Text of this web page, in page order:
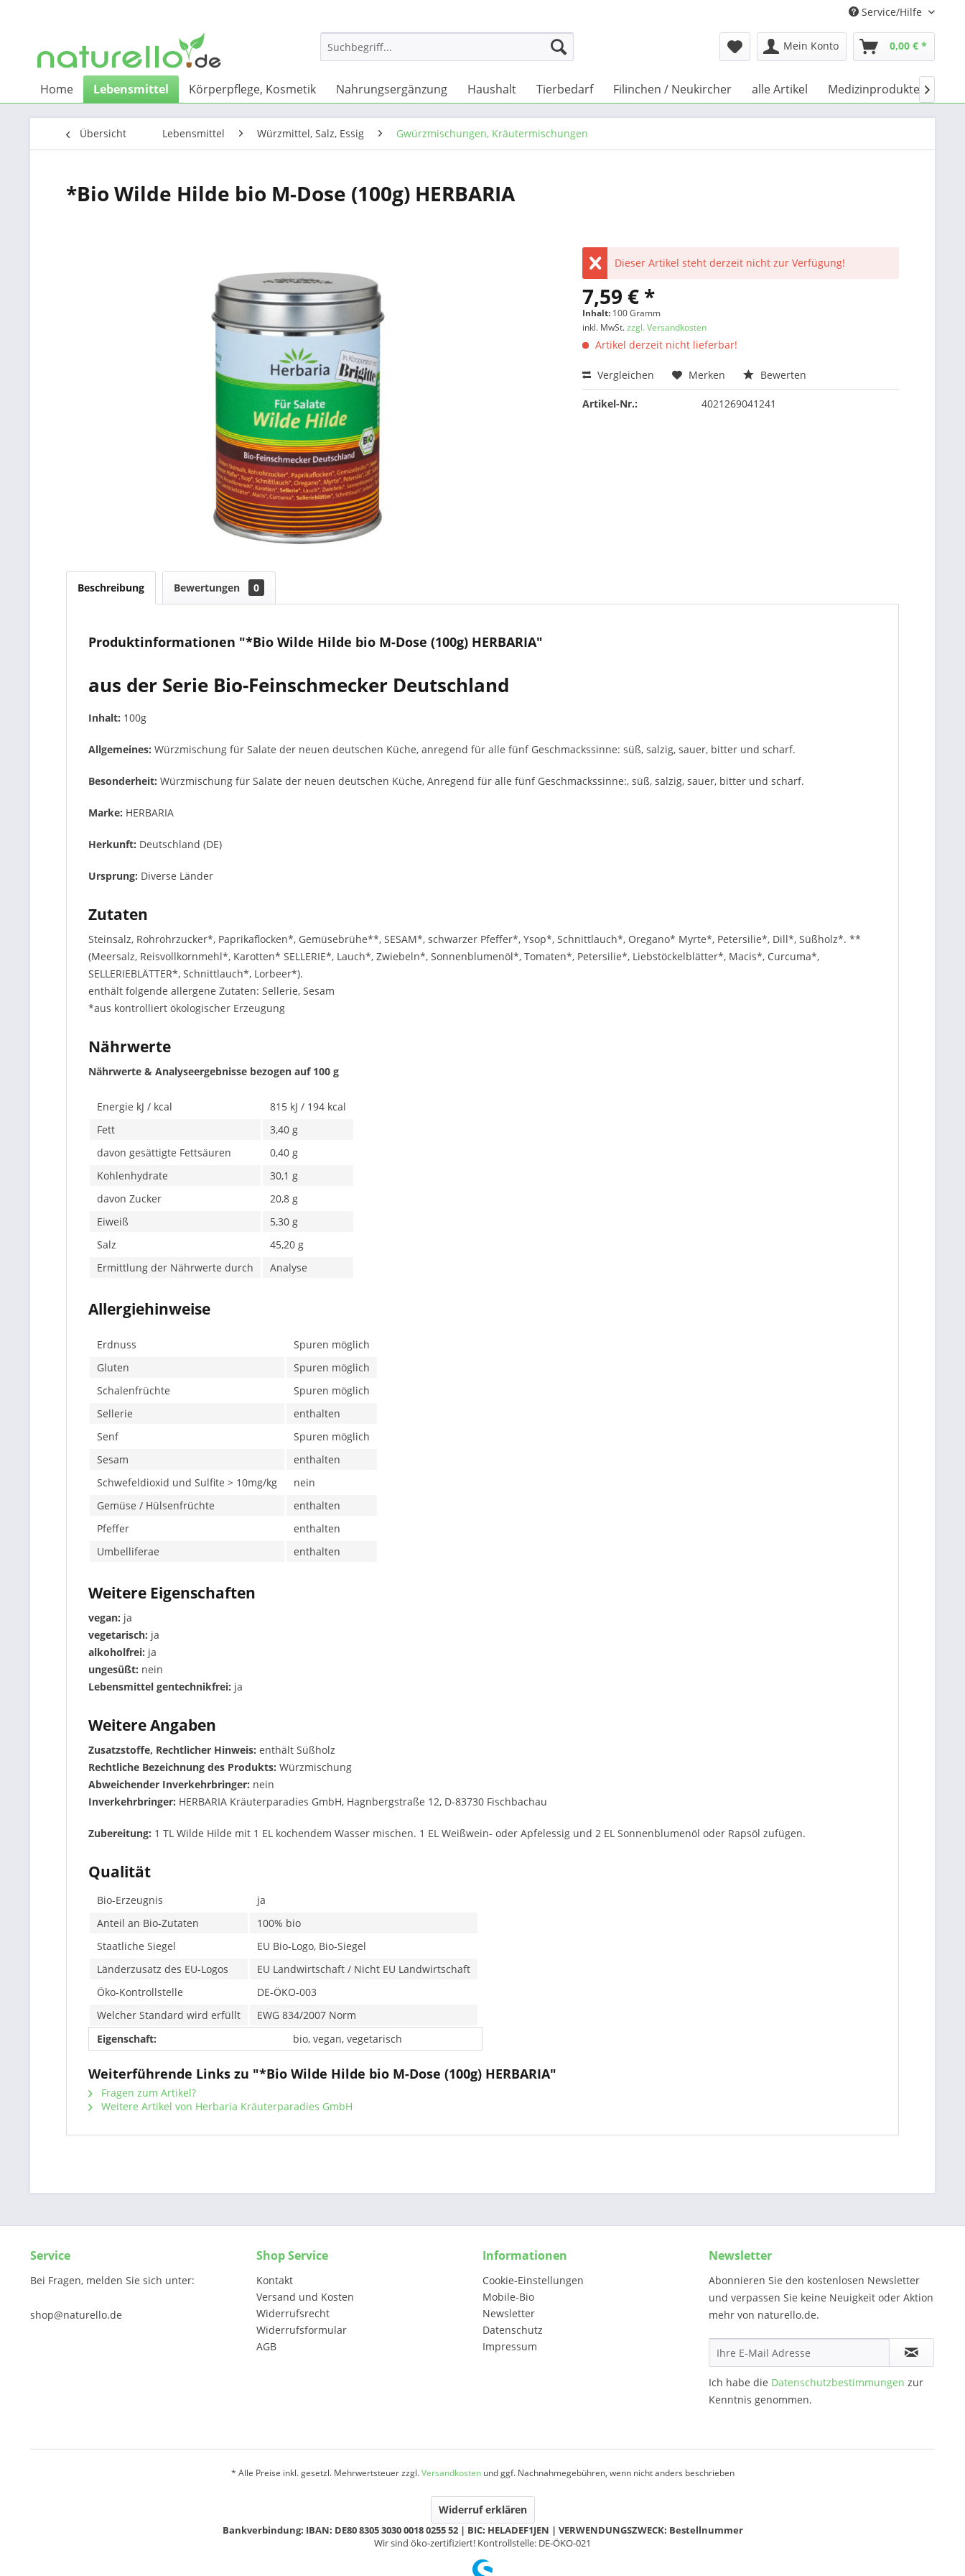
Service/Hilfe
Mein Konto 0,00 € *
Home Lebensmittel Körperpflege, Kosmetik Nahrungsergänzung Haushalt Tierbedarf Filinchen / Neukircher alle Artikel Medizinprodukte 
Übersicht Lebensmittel Würzmittel, Salz, Essig Gwürzmischungen, Kräutermischungen
*Bio Wilde Hilde bio M-Dose (100g) HERBARIA
Dieser Artikel steht derzeit nicht zur Verfügung!
7,59 € *
Inhalt: 100 Gramm
inkl. MwSt.zzgl. Versandkosten
Artikel derzeit nicht lieferbar!
Vergleichen Merken Bewerten
Artikel-Nr.: 4021269041241
Beschreibung Bewertungen 0
Produktinformationen "*Bio Wilde Hilde bio M-Dose (100g) HERBARIA"
aus der Serie Bio-Feinschmecker Deutschland
Inhalt: 100g
Allgemeines: Würzmischung für Salate der neuen deutschen Küche, anregend für alle fünf Geschmackssinne: süß, salzig, sauer, bitter und scharf.
Besonderheit: Würzmischung für Salate der neuen deutschen Küche, Anregend für alle fünf Geschmackssinne:, süß, salzig, sauer, bitter und scharf.
Marke: HERBARIA
Herkunft: Deutschland (DE)
Ursprung: Diverse Länder
Zutaten
Steinsalz, Rohrohrzucker*, Paprikaflocken*, Gemüsebrühe**, SESAM*, schwarzer Pfeffer*, Ysop*, Schnittlauch*, Oregano* Myrte*, Petersilie*, Dill*, Süßholz*. **
(Meersalz, Reisvollkornmehl*, Karotten* SELLERIE*, Lauch*, Zwiebeln*, Sonnenblumenöl*, Tomaten*, Petersilie*, Liebstöckelblätter*, Macis*, Curcuma*,
SELLERIEBLÄTTER*, Schnittlauch*, Lorbeer*).
enthält folgende allergene Zutaten: Sellerie, Sesam
*aus kontrolliert ökologischer Erzeugung
Nährwerte
Nährwerte & Analyseergebnisse bezogen auf 100 g
Energie kJ / kcal
815 kJ / 194 kcal
Fett
3,40 g
davon gesättigte Fettsäuren
0,40 g
Kohlenhydrate
30,1 g
davon Zucker
20,8 g
Eiweiß
5,30 g
Salz
45,20 g
Ermittlung der Nährwerte durch
Analyse
Allergiehinweise
Erdnuss
Spuren möglich
Gluten
Spuren möglich
Schalenfrüchte
Spuren möglich
Sellerie
enthalten
Senf
Spuren möglich
Sesam
enthalten
Schwefeldioxid und Sulfite > 10mg/kg
nein
Gemüse / Hülsenfrüchte
enthalten
Pfeffer
enthalten
Umbelliferae
enthalten
Weitere Eigenschaften
vegan: ja
vegetarisch: ja
alkoholfrei: ja
ungesüßt: nein
Lebensmittel gentechnikfrei: ja
Weitere Angaben
Zusatzstoffe, Rechtlicher Hinweis: enthält Süßholz
Rechtliche Bezeichnung des Produkts: Würzmischung
Abweichender Inverkehrbringer: nein
Inverkehrbringer: HERBARIA Kräuterparadies GmbH, Hagnbergstraße 12, D-83730 Fischbachau
Zubereitung: 1 TL Wilde Hilde mit 1 EL kochendem Wasser mischen. 1 EL Weißwein- oder Apfelessig und 2 EL Sonnenblumenöl oder Rapsöl zufügen.
Qualität
Bio-Erzeugnis
ja
Anteil an Bio-Zutaten
100% bio
Staatliche Siegel
EU Bio-Logo, Bio-Siegel
Länderzusatz des EU-Logos
EU Landwirtschaft / Nicht EU Landwirtschaft
Öko-Kontrollstelle
DE-ÖKO-003
Welcher Standard wird erfüllt
EWG 834/2007 Norm
Eigenschaft:
bio, vegan, vegetarisch
Weiterführende Links zu "*Bio Wilde Hilde bio M-Dose (100g) HERBARIA"
Fragen zum Artikel?
Weitere Artikel von Herbaria Kräuterparadies GmbH
Service
Bei Fragen, melden Sie sich unter:
shop@naturello.de
Shop Service
Kontakt
Versand und Kosten
Widerrufsrecht
Widerrufsformular
AGB
Informationen
Cookie-Einstellungen
Mobile-Bio
Newsletter
Datenschutz
Impressum
Newsletter
Abonnieren Sie den kostenlosen Newsletter
und verpassen Sie keine Neuigkeit oder Aktion
mehr von naturello.de.
Ich habe die Datenschutzbestimmungen zur
Kenntnis genommen.
* Alle Preise inkl. gesetzl. Mehrwertsteuer zzgl.Versandkostenund ggf. Nachnahmegebühren, wenn nicht anders beschrieben
Widerruf erklären
Bankverbindung: IBAN: DE80 8305 3030 0018 0255 52 | BIC: HELADEF1JEN | VERWENDUNGSZWECK: Bestellnummer
Wir sind öko-zertifiziert! Kontrollstelle: DE-ÖKO-021